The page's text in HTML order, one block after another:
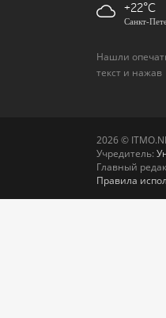
+22
Санкт-
Нашли
текст и нажав
2026 ©
Учредитель:
Главный
Правила